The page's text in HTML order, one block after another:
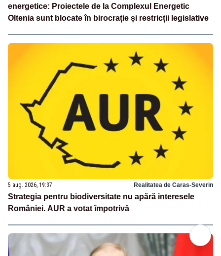
energetice: Proiectele de la Complexul Energetic
Oltenia sunt blocate în birocrație și restricții legislative
5 aug. 2026, 19:37 Realitatea de Caras-Severin
Strategia pentru biodiversitate nu apără interesele
României. AUR a votat împotrivă